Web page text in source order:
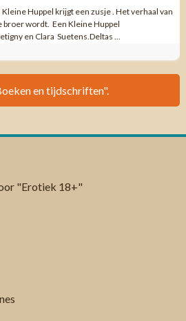
Huppel krijgt een zusje . Het verhaal van
wordt. Een Kleine Huppel
en Clara Suetens.Deltas ...
en tijdschriften".
"Erotiek 18+"